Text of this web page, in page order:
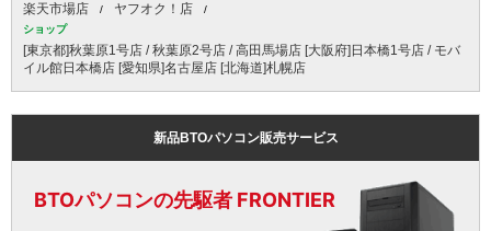
楽天市場店 ヤフオク！店
ショップ
[東京都]秋葉原1号店 / 秋葉原2号店 / 高田馬場店 [大阪府]日本橋1号店 / モバ
イル館日本橋店 [愛知県]名古屋店 [北海道]札幌店
新品BTOパソコン販売サービス
BTOパソコンの先駆者 FRONTIER